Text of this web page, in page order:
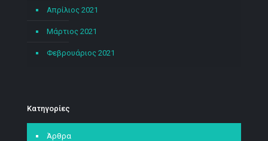
Απρίλιος 2021
Μάρτιος 2021
Φεβρουάριος 2021
Kατηγορίες
Άρθρα